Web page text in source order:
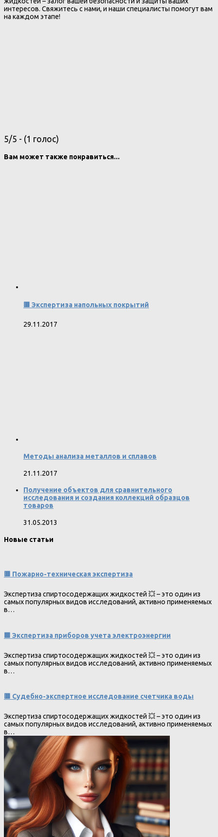
интересов. Свяжитесь с нами, и наши специалисты помогут вам
на каждом этапе!
5/5 - (1 голос)
Вам может также понравиться...
🟥 Экспертиза напольных покрытий
29.11.2017
Методы анализа металлов и сплавов
21.11.2017
Получение объектов для сравнительного
исследования и создания коллекций образцов
товаров
31.05.2013
Новые статьи
🟥 Пожарно-техническая экспертиза
Экспертиза спиртосодержащих жидкостей 💥 – это один из
самых популярных видов исследований, активно применяемых
в…
🟩 Экспертиза приборов учета электроэнергии
Экспертиза спиртосодержащих жидкостей 💥 – это один из
самых популярных видов исследований, активно применяемых
в…
🟥 Судебно-экспертное исследование счетчика воды
Экспертиза спиртосодержащих жидкостей 💥 – это один из
самых популярных видов исследований, активно применяемых
в…